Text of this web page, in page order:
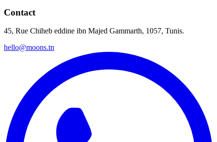
Contact
45, Rue Chiheb eddine ibn Majed Gammarth, 1057, Tunis.
hello@moons.tn